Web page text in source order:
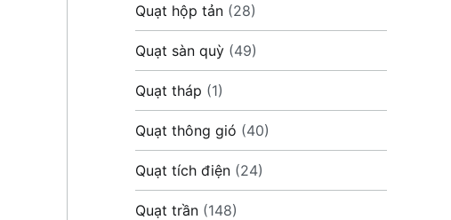
Quạt hộp tản (28)
Quạt sàn quỳ (49)
Quạt tháp (1)
Quạt thông gió (40)
Quạt tích điện (24)
Quạt trần (148)